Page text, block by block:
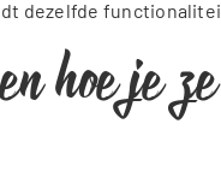
dezelfde
hoe je